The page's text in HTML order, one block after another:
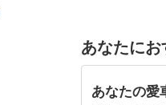
あなたにお
あなたの愛